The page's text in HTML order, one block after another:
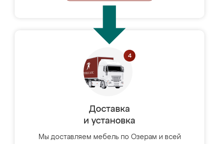
Доставка
и установка
Мы доставляем мебель по Озерам и всей